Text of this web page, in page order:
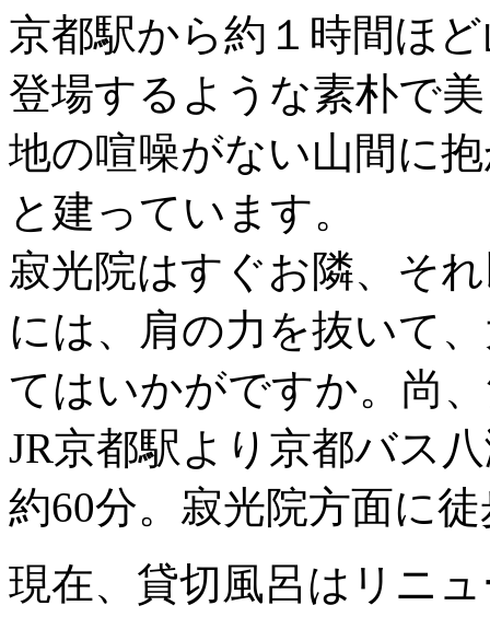
京都駅から約１時間ほ
登場するような素朴で
地の喧噪がない山間に
と建っています。
寂光院はすぐお隣、そ
には、肩の力を抜いて
てはいかがですか。尚
JR京都駅より京都バス
約60分。寂光院方面に
現在、貸切風呂はリニ